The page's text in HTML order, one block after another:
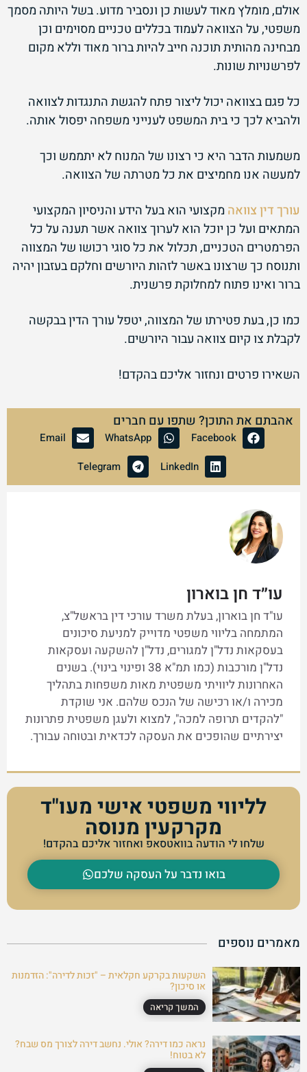
אולם, מומלץ מאוד לעשות כן ונסביר מדוע. בשל היותה מסמך
משפטי, על הצוואה לעמוד בכללים טכניים מסוימים וכן
מבחינה מהותית תוכנה חייב להיות ברור מאוד וללא מקום
לפרשנויות שונות.
כל פגם בצוואה יכול ליצור פתח להגשת התנגדות לצוואה
ולהביא לכך כי בית המשפט לענייני משפחה יפסול אותה.
משמעות הדבר היא כי רצונו של המנוח לא יתממש וכך
למעשה אנו מחמיצים את כל מטרתה של הצוואה.
עורך דין צוואה מקצועי הוא בעל הידע והניסיון המקצועי
המתאים ועל כן יוכל הוא לערוך צוואה אשר תענה על כל
הפרמטרים הטכניים, תכלול את כל סוגי רכושו של המצווה
ותנוסח כך שרצונו באשר לזהות היורשים וחלקם בעזבון יהיה
ברור ואינו פתוח למחלוקת פרשנית.
כמו כן, בעת פטירתו של המצווה, יטפל עורך הדין בבקשה
לקבלת צו קיום צוואה עבור היורשים.
השאירו פרטים ונחזור אליכם בהקדם!
אהבתם את התוכן? שתפו עם חברים
Facebook
WhatsApp
Email
LinkedIn
Telegram
עו״ד חן בוארון
עו"ד חן בוארון, בעלת משרד עורכי דין בראשל"צ,
המתמחה בליווי משפטי מדוייק למניעת סיכונים
בעסקאות נדל"ן למגורים, נדל"ן להשקעה ועסקאות
נדל"ן מורכבות (כמו תמ"א 38 ופינוי בינוי). בשנים
האחרונות ליוויתי משפטית מאות משפחות בתהליך
מכירה ו/או רכישה של הנכס שלהם. אני שוקדת
"להקדים תרופה למכה", למצוא ולעגן משפטית פתרונות
יצירתיים שהופכים את העסקה לכדאית ובטוחה עבורך.
לליווי משפטי אישי מעו"ד
מקרקעין מנוסה
שלחו לי הודעה בוואטסאפ ואחזור אליכם בהקדם!
בואו נדבר על העסקה שלכם
מאמרים נוספים
השקעות בקרקע חקלאית – "זכות לדירה": הזדמנות
או סיכון?
המשך קריאה
נראה כמו דירה? אולי. נחשב דירה לצורך מס שבח?
לא בטוח!